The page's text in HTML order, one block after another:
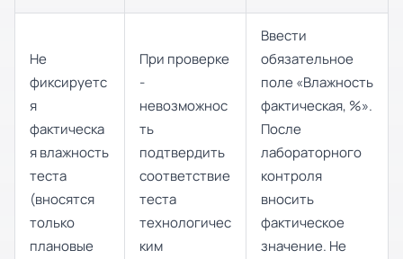
Не
фиксируетс
я
фактическа
я влажность
теста
(вносятся
только
плановые
При проверке
-
невозможнос
ть
подтвердить
соответствие
теста
технологичес
ким
Ввести
обязательное
поле «Влажность
фактическая, %».
После
лабораторного
контроля
вносить
фактическое
значение. Не